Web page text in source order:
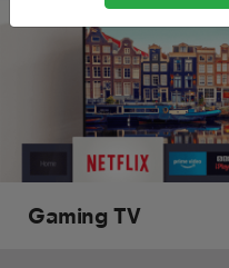
Gaming TV